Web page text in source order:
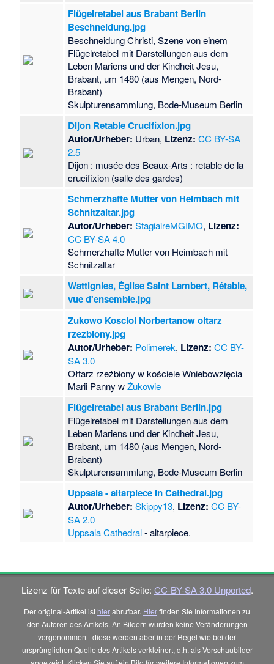
Flügelretabel aus Brabant Berlin
Beschneidung.jpg
Beschneidung Christi, Szene von einem
Flügelretabel mit Darstellungen aus dem
Leben Mariens und der Kindheit Jesu,
Brabant, um 1480 (aus Mengen, Nord-
Brabant)
Skulpturensammlung, Bode-Museum Berlin
Dijon Retable Crucifixion.jpg
Autor/Urheber: Urban, Lizenz: CC BY-SA
2.5
Dijon : musée des Beaux-Arts : retable de la
crucifixion (salle des gardes)
Schmerzhafte Mutter von Heimbach mit
Schnitzaltar.jpg
Autor/Urheber: StagiaireMGIMO, Lizenz:
CC BY-SA 4.0
Schmerzhafte Mutter von Heimbach mit
Schnitzaltar
Wattignies, Église Saint Lambert, Rétable,
vue d'ensemble.jpg
Zukowo Kosciol Norbertanow oltarz
rzezbiony.jpg
Autor/Urheber: Polimerek, Lizenz: CC BY-
SA 3.0
Ołtarz rzeźbiony w kościele Wniebowzięcia
Marii Panny wŻukowie
Flügelretabel aus Brabant Berlin.jpg
Flügelretabel mit Darstellungen aus dem
Leben Mariens und der Kindheit Jesu,
Brabant, um 1480 (aus Mengen, Nord-
Brabant)
Skulpturensammlung, Bode-Museum Berlin
Uppsala - altarpiece in Cathedral.jpg
Autor/Urheber: Skippy13, Lizenz: CC BY-
SA 2.0
Uppsala Cathedral- altarpiece.
Lizenz für Texte auf dieser Seite: CC-BY-SA 3.0 Unported.
Der original-Artikel ist hierabrufbar. Hierfinden Sie Informationen zu
den Autoren des Artikels. An Bildern wurden keine Veränderungen
vorgenommen - diese werden aber in der Regel wie bei der
ursprünglichen Quelle des Artikels verkleinert, d.h. als Vorschaubilder